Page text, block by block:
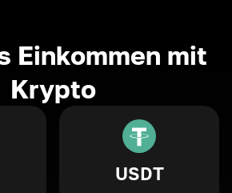
Einkommen mit
Krypto
USDT